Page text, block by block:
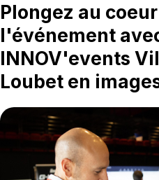
Plongez au
l'événement
INNOV'events
Loubet en